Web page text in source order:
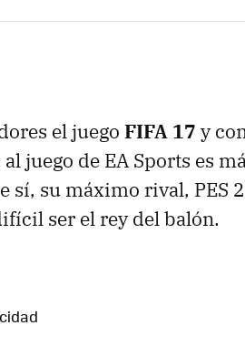
el juego FIFA 17 y
juego de EA Sports es
sí, su máximo rival, PES
ser el rey del balón.